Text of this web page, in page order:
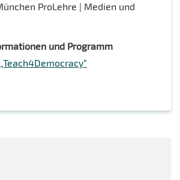
ProLehre | Medien und
und Programm